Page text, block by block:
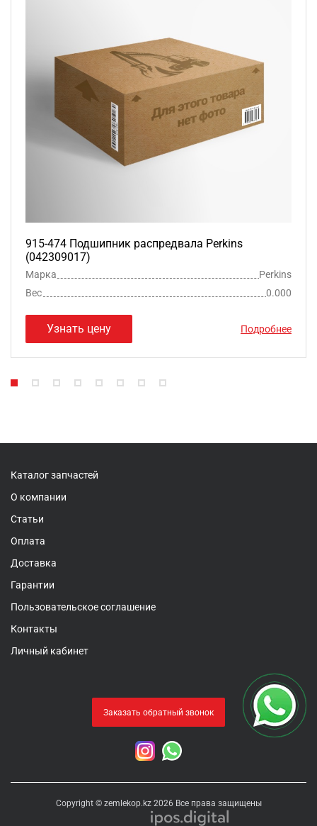
915-474 Подшипник распредвала Perkins
(042309017)
Марка
Perkins
Вес
0.000
Узнать цену Подробнее
Каталог запчастей
О компании
Статьи
Оплата
Доставка
Гарантии
Пользовательское соглашение
Контакты
Личный кабинет
Заказать обратный звонок
Copyright © zemlekop.kz 2026 Все права защищены